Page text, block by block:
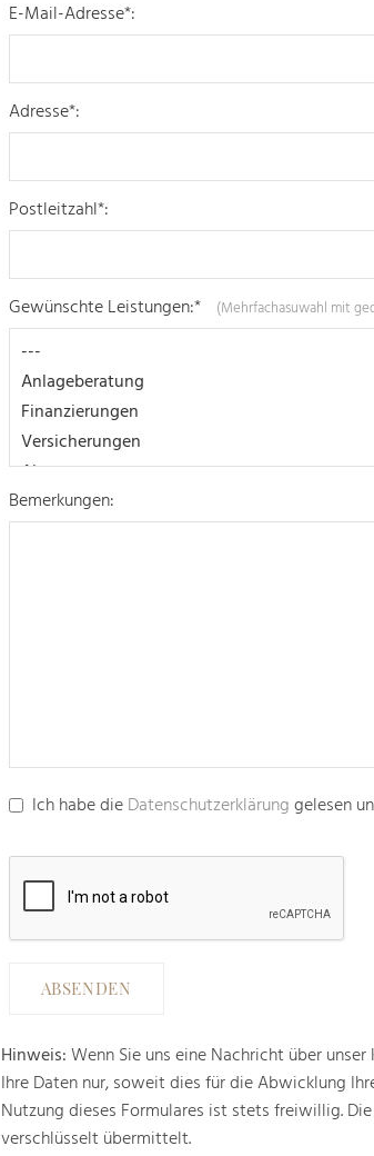
E-Mail-Adresse*:
Adresse*:
Postleitzahl*:
Gewünschte Leistungen:* (Mehrfachasuwahl mit
Bemerkungen:
Ich habe dieDatenschutzerklärunggelesen
Hinweis:Wenn Sie uns eine Nachricht über
Ihre Daten nur, soweit dies für die Abwicklung
Nutzung dieses Formulares ist stets freiwillig.
verschlüsselt übermittelt.